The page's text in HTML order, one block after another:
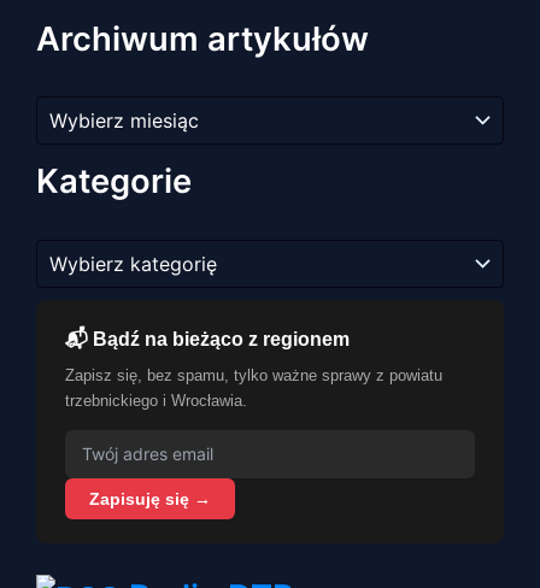
Archiwum artykułów
artykułów
Kategorie
📬 Bądź na bieżąco z regionem
Zapisz się, bez spamu, tylko ważne sprawy z powiatu
trzebnickiego i Wrocławia.
Zapisuję się →